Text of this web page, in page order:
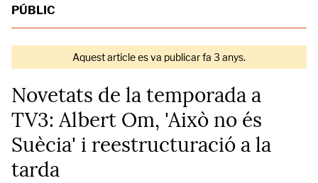
PÚBLIC
Aquest article es va publicar fa 3 anys.
Novetats de la temporada a
TV3: Albert Om, 'Això no és
Suècia' i reestructuració a la
tarda